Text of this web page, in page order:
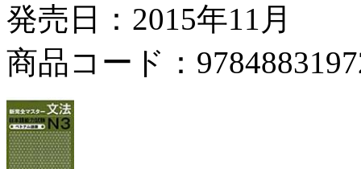
発売日：2015年11月
商品コード：